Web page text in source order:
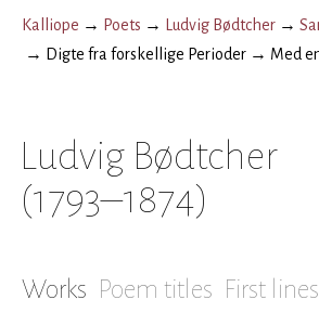
Kalliope → Poets → Ludvig Bødtcher →
→ Digte fra forskellige Perioder → Med
Ludvig Bødtcher
(1793–1874)
Works Poem titles First lines